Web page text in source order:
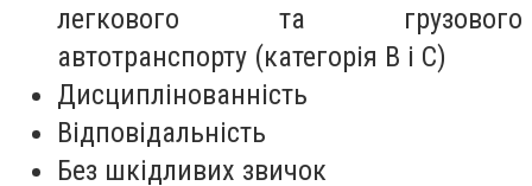
легкового та грузового
автотранспорту (категорія В і С)
Дисциплінованність
Відповідальність
Без шкідливих звичок